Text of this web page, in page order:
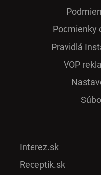
Podmienky
Pra­vidlá
VOP
Interez.sk
Receptik.sk